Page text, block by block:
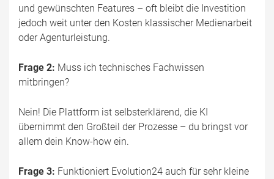
und gewünschten Features – oft bleibt die Investition
jedoch weit unter den Kosten klassischer Medienarbeit
oder Agenturleistung.
Frage 2: Muss ich technisches Fachwissen
mitbringen?
Nein! Die Plattform ist selbsterklärend, die KI
übernimmt den Großteil der Prozesse – du bringst vor
allem dein Know-how ein.
Frage 3: Funktioniert Evolution24 auch für sehr kleine